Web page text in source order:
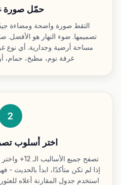
حمّل صورة
التقط صورة واضحة ومضاءة
تصميمها. ضوء النهار هو الأفضل.
مساحة أرضية وجدارية. أي نوع
غرفة نوم، مطبخ، حمام،
2
اختر أسلوب
تصفح جميع
إذا لم تكن متأكدًا، ابدأ بالحديث
استخدم جدول المقارنة أعلاه